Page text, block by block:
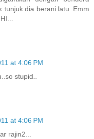
tunjuk dia berani latu..Emm
at 4:06 PM
stupid..
at 4:06 PM
rajin2...